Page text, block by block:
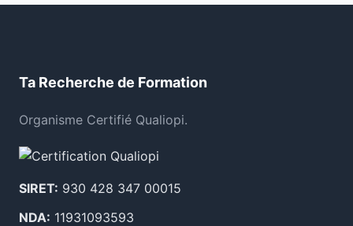
Ta Recherche de Formation
Organisme Certifié Qualiopi.
SIRET: 930 428 347 00015
NDA: 11931093593